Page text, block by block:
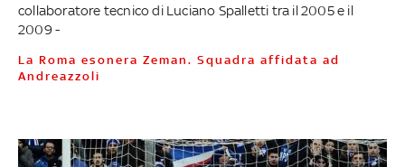
collaboratore tecnico di Luciano Spalletti tra il 2005 e il
2009 -
La Roma esonera Zeman. Squadra affidata ad
Andreazzoli